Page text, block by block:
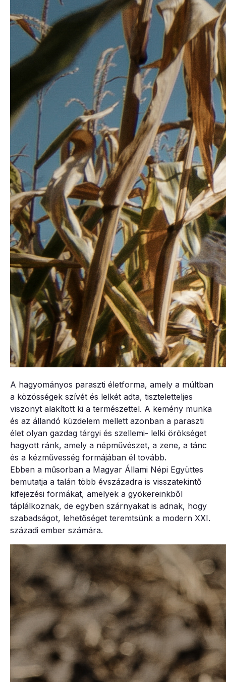
A hagyományos paraszti életforma, amely a múltban
a közösségek szívét és lelkét adta, tiszteletteljes
viszonyt alakított ki a természettel. A kemény munka
és az állandó küzdelem mellett azonban a paraszti
élet olyan gazdag tárgyi és szellemi- lelki örökséget
hagyott ránk, amely a népművészet, a zene, a tánc
és a kézművesség formájában él tovább.
Ebben a műsorban a Magyar Állami Népi Együttes
bemutatja a talán több évszázadra is visszatekintő
kifejezési formákat, amelyek a gyökereinkből
táplálkoznak, de egyben szárnyakat is adnak, hogy
szabadságot, lehetőséget teremtsünk a modern XXI.
századi ember számára.